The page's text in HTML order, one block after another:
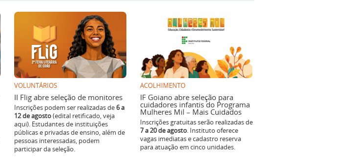
VOLUNTÁRIOS
II Flig abre seleção de monitores
Inscrições podem ser realizadas de6 a
12 de agosto(edital retificado, veja
aqui). Estudantes de instituições
públicas e privadas de ensino, além de
pessoas interessadas, podem
participar da seleção.
ACOLHIMENTO
IF Goiano abre seleção para
cuidadores infantis do Programa
Mulheres Mil – Mais Cuidados
Inscrições gratuitas serão realizadas de
7 a 20 de agosto. Instituto oferece
vagas imediatas e cadastro reserva
para atuação em cinco unidades.